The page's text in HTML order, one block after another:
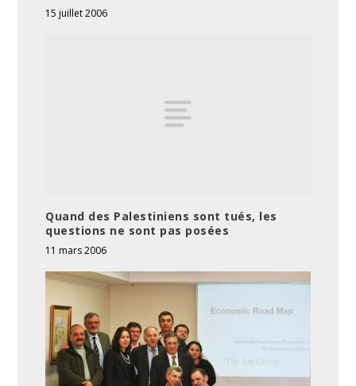
15 juillet 2006
Quand des Palestiniens sont tués, les
questions ne sont pas posées
11 mars 2006